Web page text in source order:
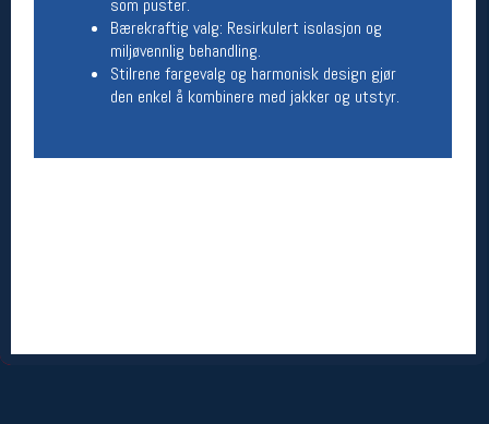
Bærekraftig valg: Resirkulert isolasjon og
miljøvennlig behandling.
Stilrene fargevalg og harmonisk design gjør
den enkel å kombinere med jakker og utstyr.
Salgsbetingelser
Personsvernerklæring
Informasjonskapsler
Bærekraft
Org. nr: 976754360